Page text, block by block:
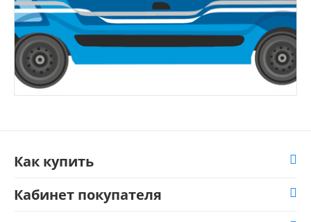
Как купить
Кабинет покупателя